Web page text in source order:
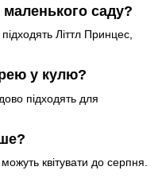
маленького саду?
Літтл Принцес,
у кулю?
підходять для
квітувати до серпня.